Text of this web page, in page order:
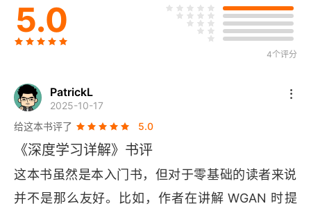
第2章 实践方法论
2.2 优化问题
2.3 过拟合
2.4 交叉验证
2.5 不匹配
5.0
4个评分
PatrickL
2025-10-17
给这本书评了
5.0
《深度学习详解》书评
这本书虽然是本入门书，但对于零基础的读者来说
并不是那么友好。比如，作者在讲解 WGAN 时提